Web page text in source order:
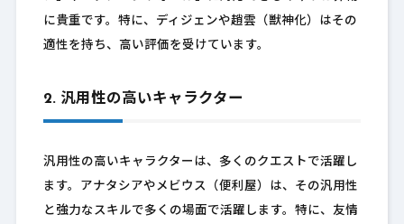
に貴重です。特に、ディジェンや趙雲（獣神化）はその
適性を持ち、高い評価を受けています。
2. 汎用性の高いキャラクター
汎用性の高いキャラクターは、多くのクエストで活躍し
ます。アナタシアやメビウス（便利屋）は、その汎用性
と強力なスキルで多くの場面で活躍します。特に、友情